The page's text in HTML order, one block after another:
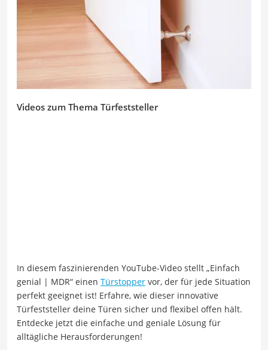
Videos zum Thema Türfeststeller
In diesem faszinierenden YouTube-Video stellt „Einfach
genial | MDR“ einen Türstopper vor, der für jede Situation
perfekt geeignet ist! Erfahre, wie dieser innovative
Türfeststeller deine Türen sicher und flexibel offen hält.
Entdecke jetzt die einfache und geniale Lösung für
alltägliche Herausforderungen!